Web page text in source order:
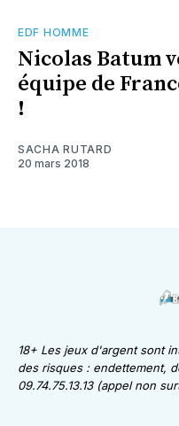
EDF HOMME
Nicolas Batum
équipe de
!
SACHA RUTARD
20 mars 2018
18+ Les jeux d'argent sont
des risques : endettement,
09.74.75.13.13 (appel non